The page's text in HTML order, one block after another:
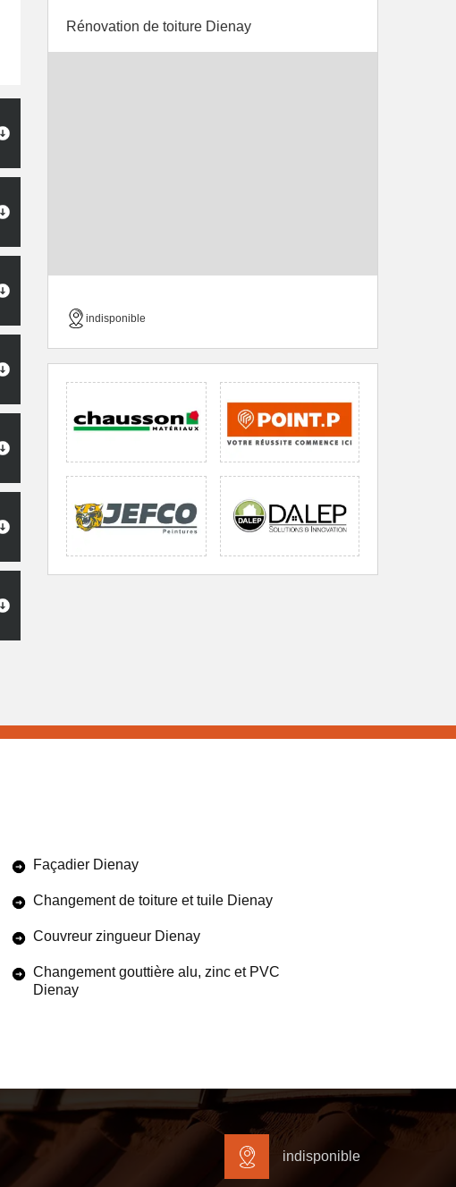
Rénovation de toiture Dienay
indisponible
Façadier Dienay
Changement de toiture et tuile Dienay
Couvreur zingueur Dienay
Changement gouttière alu, zinc et PVC
Dienay
indisponible